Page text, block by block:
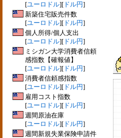
[ユーロドル][ ドル円]
新築住宅販売件数
[ユーロドル][ ドル円]
個人所得/個人支出
[ユーロドル][ ドル円]
ミシガン大学消費者信頼
感指数【確報値】
[ユーロドル][ ドル円]
消費者信頼感指数
[ユーロドル][ ドル円]
雇用コスト指数
[ユーロドル][ ドル円]
週間原油在庫
[ユーロドル][ ドル円]
週間新規失業保険申請件